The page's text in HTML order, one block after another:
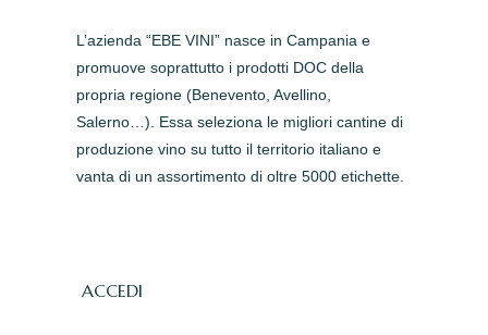
L’azienda “EBE VINI” nasce in Campania e
promuove soprattutto i prodotti DOC della
propria regione (Benevento, Avellino,
Salerno…). Essa seleziona le migliori cantine di
produzione vino su tutto il territorio italiano e
vanta di un assortimento di oltre 5000 etichette.
ACCEDI